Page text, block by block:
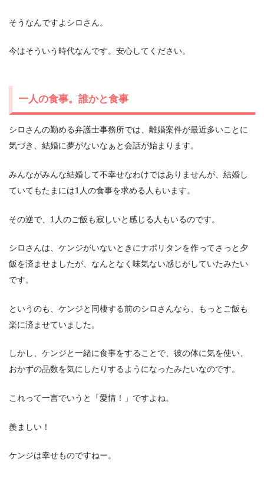
そうなんですよシロさん。
今はそういう時代なんです。安心してください。
一人の食事。誰かと食事
シロさんの勤める弁護士事務所では、離婚案件が最近多いことに
気づき、結婚に夢がないなぁと会話が始まります。
みんながみんな結婚して不幸せなわけではありませんが、結婚し
ていてもたまには1人の食事を求める人もいます。
その逆で、1人のご飯も寂しいと感じる人もいるのです。
シロさんは、ケンジがいないときにナポリタンを作ってさっと夕
飯を済ませましたが、なんとなく味気ない感じがしていたみたい
です。
というのも、ケンジと同棲する前のシロさんなら、もっとご飯も
楽に済ませていました。
しかし、ケンジと一緒に食事をすることで、彼の体に気を使い、
おかずの品数を気にしたりするようになったみたいなのです。
これって一言でいうと「愛情！」ですよね。
羨ましい！
ケンジは幸せものですねー。